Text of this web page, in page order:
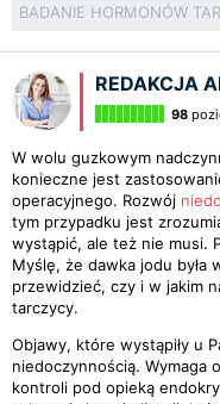
REDAKCJA
98
W wolu guzkowym
konieczne jest
operacyjnego. Rozwój
tym przypadku jest
wystąpić, ale też nie musi.
Myślę, że dawka jodu była
przewidzieć, czy i w jakim
tarczycy.
Objawy, które wystąpiły u
niedoczynnością. Wymaga
kontroli pod opieką